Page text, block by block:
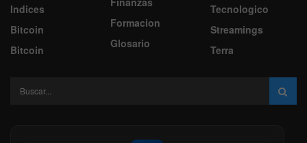
Indices
Bitcoin
Bitcoin
Formacion
Glosario
Tecnologico
Streamings
Terra